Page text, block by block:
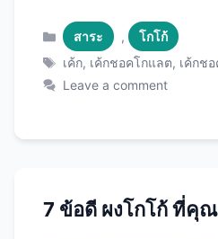
สำหรับครัวที่ไม่มีเตาอบ ส่ว
ช็อกโกแลตไร้แป้ง สูตรนี้เห
ลดคาร์โบไฮเดรต ส่วนผสม:
เสริมผัก สูตรนี้เหมาะสำหรั
บ้าน แต่ละสูตรมีเอกลักษณ์เ
Categories
สาระ ,
โกโก้
Tags
เค้ก, เค้กชอคโกแลต, เค้กช
Leave a comment
7 ข้อดี ผงโกโก้ ที่คุ